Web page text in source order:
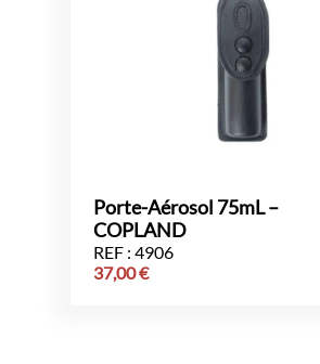
Porte-Aérosol 75mL –
COPLAND
REF : 4906
37,00€